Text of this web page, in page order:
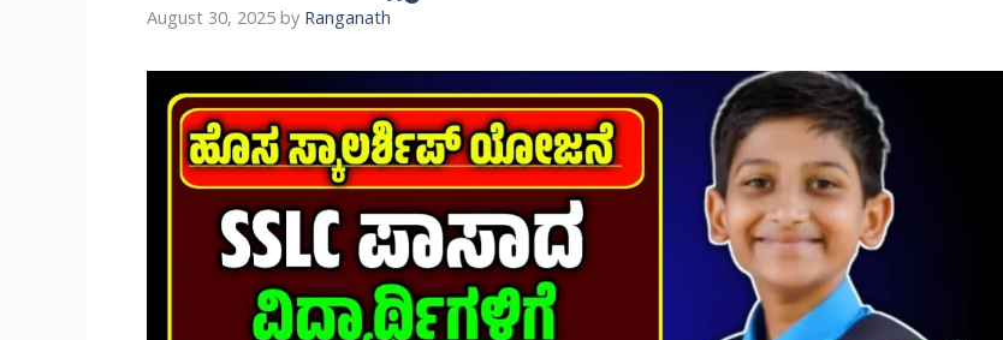
August 30, 2025 by Ranganath